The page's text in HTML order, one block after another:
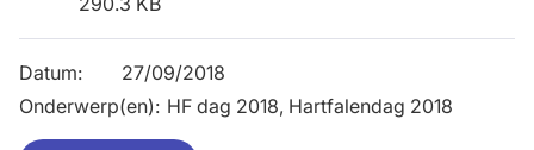
Datum:
27/09/2018
Onderwerp(en): HF dag 2018, Hartfalendag 2018